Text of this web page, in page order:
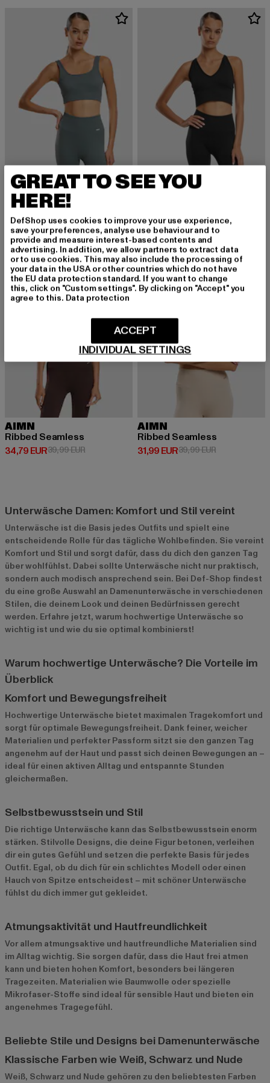
AIMN
Ribbed Seamless
44,99 EUR
Derzeitiger Preis: 44,99 EUR
AIMN
-13%
AIMN
Ribbed Seamless
34,79 EUR
Derzeitiger Preis: 34,79 EUR
39,99 EURAktionspreis: 39,99 EUR
-20%
AIMN
Ribbed Seamless
31,99 EUR
Derzeitiger Preis: 31,99 EUR
39,99 EURAktionspreis:
Unterwäsche Damen: Komfort und Stil vereint
Unterwäsche ist die Basis jedes Outfits und spielt eine
entscheidende Rolle für das tägliche Wohlbefinden. Sie vereint
Komfort und Stil und sorgt dafür, dass du dich den ganzen Tag
über wohlfühlst. Dabei sollte Unterwäsche nicht nur praktisch,
sondern auch modisch ansprechend sein. Bei Def-Shop findest
du eine große Auswahl an Damenunterwäsche in verschiedenen
Stilen, die deinem Look und deinen Bedürfnissen gerecht
werden. Erfahre jetzt, warum hochwertige Unterwäsche so
wichtig ist und wie du sie optimal kombinierst!
Warum hochwertige Unterwäsche? Die Vorteile im
Überblick
Komfort und Bewegungsfreiheit
Hochwertige Unterwäsche bietet maximalen Tragekomfort und
sorgt für optimale Bewegungsfreiheit. Dank feiner, weicher
Materialien und perfekter Passform sitzt sie den ganzen Tag
angenehm auf der Haut und passt sich deinen Bewegungen an –
ideal für einen aktiven Alltag und entspannte Stunden
gleichermaßen.
Selbstbewusstsein und Stil
Die richtige Unterwäsche kann das Selbstbewusstsein enorm
stärken. Stilvolle Designs, die deine Figur betonen, verleihen
dir ein gutes Gefühl und setzen die perfekte Basis für jedes
Outfit. Egal, ob du dich für ein schlichtes Modell oder einen
Hauch von Spitze entscheidest – mit schöner Unterwäsche
fühlst du dich immer gut gekleidet.
Atmungsaktivität und Hautfreundlichkeit
Vor allem atmungsaktive und hautfreundliche Materialien sind
im Alltag wichtig. Sie sorgen dafür, dass die Haut frei atmen
kann und bieten hohen Komfort, besonders bei längeren
Tragezeiten. Materialien wie Baumwolle oder spezielle
Mikrofaser-Stoffe sind ideal für sensible Haut und bieten ein
angenehmes Tragegefühl.
Beliebte Stile und Designs bei Damenunterwäsche
Klassische Farben wie Weiß, Schwarz und Nude
Weiß, Schwarz und Nude gehören zu den beliebtesten Farben
GREAT TO SEE YOU
HERE!
DefShop uses cookies to improve your use experience,
save your preferences, analyse use behaviour and to
provide and measure interest-based contents and
advertising. In addition, we allow partners to extract data
or to use cookies. This may also include the processing of
your data in the USA or other countries which do not have
the EU data protection standard. If you want to change
this, click on "Custom settings". By clicking on "Accept" you
agree to this. Data protection
INDIVIDUAL SETTINGS
ACCEPT